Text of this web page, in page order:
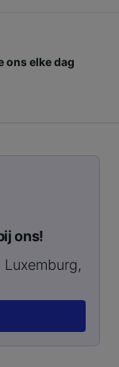
ons elke dag
ons!